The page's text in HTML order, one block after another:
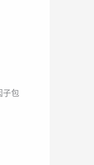
子包